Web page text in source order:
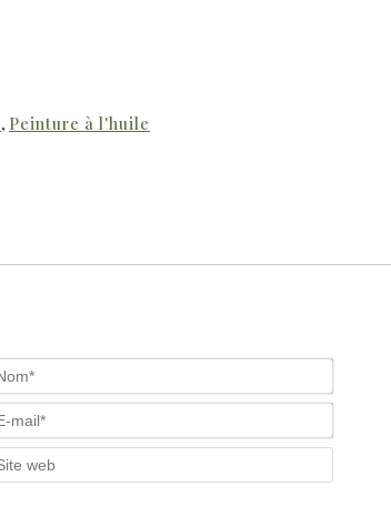
, Peinture à l'huile
Nom*
E-
mail*
web